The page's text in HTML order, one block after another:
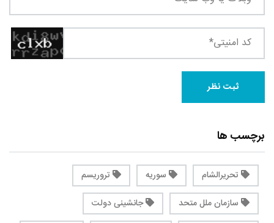
برچسب ها
تحریرالشام سوریه
تروریسم
سازمان ملل متحد
جانشینی دولت